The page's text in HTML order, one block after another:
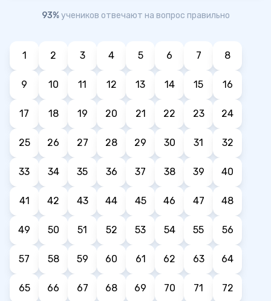
93%учеников отвечают на вопрос правильно
1 2 3 4 5 6 7 8
9 10 11 12 13 14 15 16
17 18 19 20 21 22 23 24
25 26 27 28 29 30 31 32
33 34 35 36 37 38 39 40
41 42 43 44 45 46 47 48
49 50 51 52 53 54 55 56
57 58 59 60 61 62 63 64
65 66 67 68 69 70 71 72